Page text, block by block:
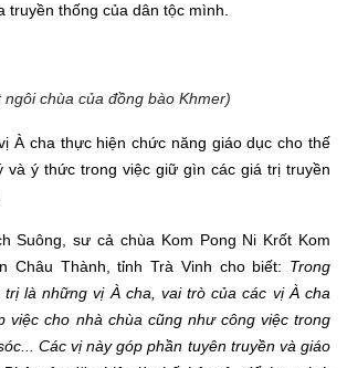
truyền thống của dân tộc mình.
ngôi chùa của đồng bào Khmer)
À cha thực hiện chức năng giáo dục cho thế
và ý thức trong việc giữ gìn các giá trị truyền
Suông, sư cả chùa Kom Pong Ni Krốt Kom
Châu Thành, tỉnh Trà Vinh cho biết: Trong
trị là những vị À cha, vai trò của các vị À cha
việc cho nhà chùa cũng như công việc trong
óc... Các vị này góp phần tuyên truyền và giáo